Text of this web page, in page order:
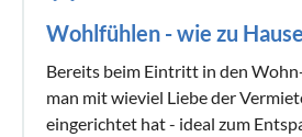
Wohlfühlen - wie zu
Bereits beim Eintritt in den
man mit wieviel Liebe der
eingerichtet hat - ideal zum